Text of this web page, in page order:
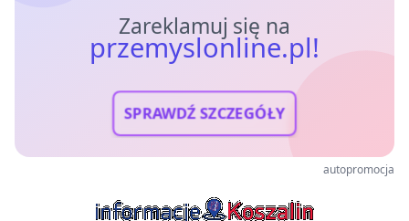
Zareklamuj się na
przemyslonline.pl!
SPRAWDŹ SZCZEGÓŁY
autopromocja